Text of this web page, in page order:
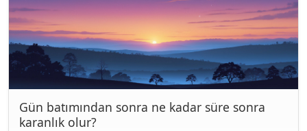
Gün batımından sonra ne kadar süre sonra
karanlık olur?